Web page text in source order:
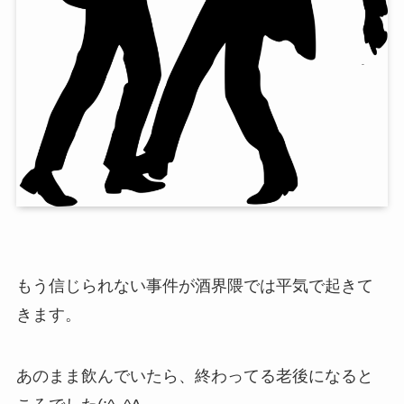
もう信じられない事件が酒界隈では平気で起きて
きます。
あのまま飲んでいたら、終わってる老後になると